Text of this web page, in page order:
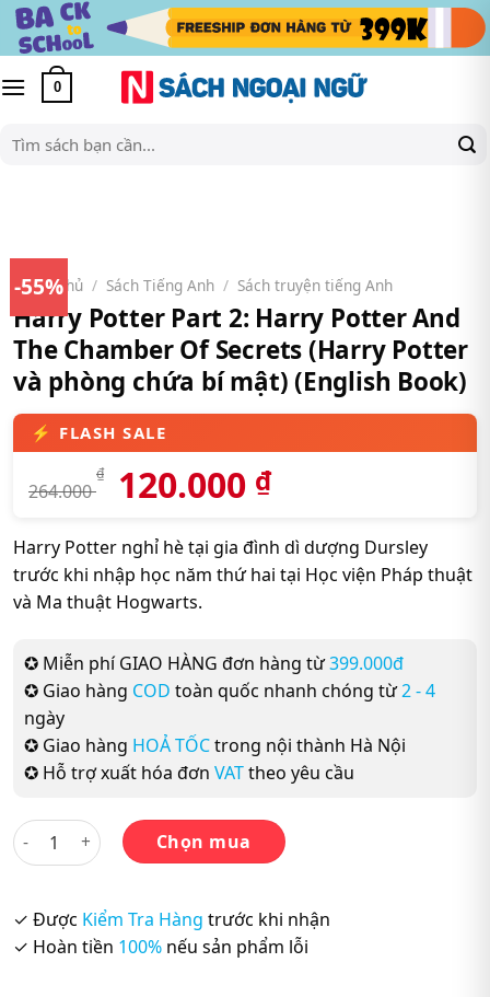
Skip
content
0
Tìm
kiếm:
-55%
Trang chủ / Sách Tiếng Anh / Sách truyện tiếng Anh
Harry Potter Part 2: Harry Potter And
The Chamber Of Secrets (Harry Potter
và phòng chứa bí mật) (English Book)
264.000
₫ 120.000 ₫
Harry Potter nghỉ hè tại gia đình dì dượng Dursley
trước khi nhập học năm thứ hai tại Học viện Pháp thuật
và Ma thuật Hogwarts.
✪ Miễn phí GIAO HÀNG đơn hàng từ399.000đ
✪ Giao hàng COD toàn quốc nhanh chóng từ2 - 4
ngày
✪ Giao hàng HOẢ TỐCtrong nội thành Hà Nội
✪ Hỗ trợ xuất hóa đơn VATtheo yêu cầu
Harry Potter Part 2: Harry Potter And The Chamber Of
Chọn mua
✓ Được Kiểm Tra Hàng trước khi nhận
✓ Hoàn tiền 100% nếu sản phẩm lỗi